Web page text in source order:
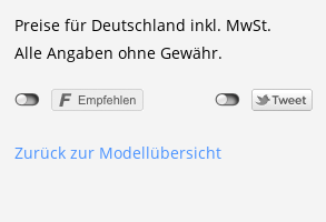
Preise für Deutschland inkl. MwSt.
Alle Angaben ohne Gewähr.
Zurück zur Modellübersicht